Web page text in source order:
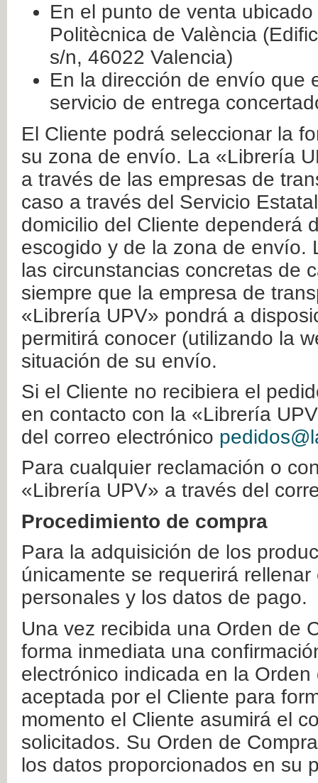
En el punto de venta
Politècnica de València
s/n, 46022 Valencia)
En la dirección de envío que
servicio de entrega
El Cliente podrá seleccionar la
su zona de envío. La «Librería
a través de las empresas de
caso a través del Servicio
domicilio del Cliente dependerá
escogido y de la zona de envío.
las circunstancias concretas de
siempre que la empresa de
«Librería UPV» pondrá a
permitirá conocer (utilizando la
situación de su envío.
Si el Cliente no recibiera el
en contacto con la «Librería
del correo electrónico
Para cualquier reclamación o
«Librería UPV» a través del
Procedimiento de compra
Para la adquisición de los
únicamente se requerirá
personales y los datos de pago.
Una vez recibida una Orden de
forma inmediata una
electrónico indicada en la
aceptada por el Cliente para
momento el Cliente asumirá el
solicitados. Su Orden de
los datos proporcionados en su